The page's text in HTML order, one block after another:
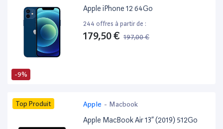
-9%
Apple iPhone 12 64Go
244 offres à partir de :
179,50 € 197,00 €
Top Produit Apple - Macbook
Apple MacBook Air 13” (2019) 512Go